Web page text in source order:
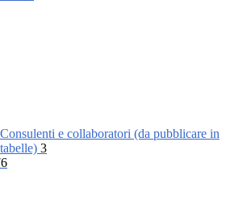
Consulenti e collaboratori (da pubblicare in
tabelle) 3